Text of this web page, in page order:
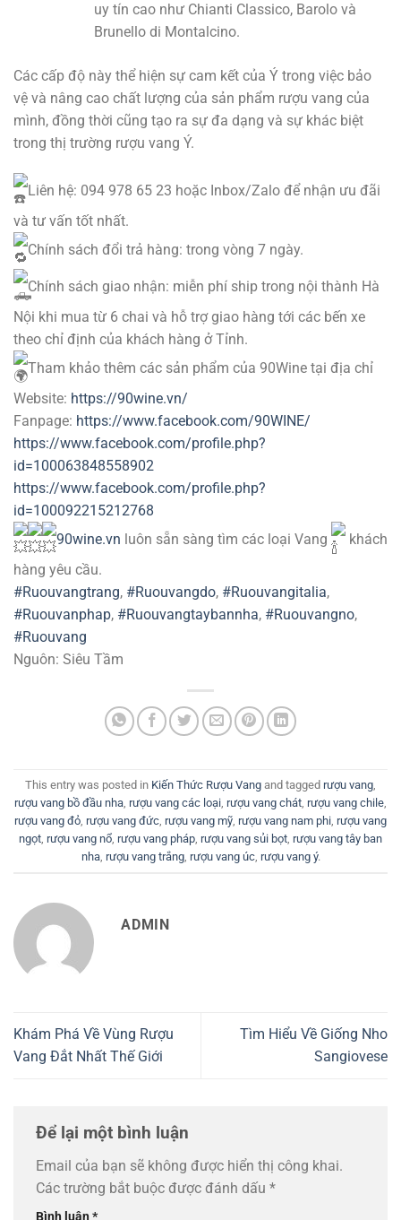
uy tín cao như Chianti Classico, Barolo và
Brunello di Montalcino.
Các cấp độ này thể hiện sự cam kết của Ý trong việc bảo
vệ và nâng cao chất lượng của sản phẩm rượu vang của
mình, đồng thời cũng tạo ra sự đa dạng và sự khác biệt
trong thị trường rượu vang Ý.
Liên hệ: 094 978 65 23 hoặc Inbox/Zalo để nhận ưu đãi
và tư vấn tốt nhất.
Chính sách đổi trả hàng: trong vòng 7 ngày.
Chính sách giao nhận: miễn phí ship trong nội thành Hà
Nội khi mua từ 6 chai và hỗ trợ giao hàng tới các bến xe
theo chỉ định của khách hàng ở Tỉnh.
Tham khảo thêm các sản phẩm của 90Wine tại địa chỉ
Website: https://90wine.vn/
Fanpage: https://www.facebook.com/90WINE/
https://www.facebook.com/profile.php?
id=100063848558902
https://www.facebook.com/profile.php?
id=100092215212768
90wine.vn luôn sẵn sàng tìm các loại Vang
khách
hàng yêu cầu.
#Ruouvangtrang, #Ruouvangdo, #Ruouvangitalia,
#Ruouvanphap, #Ruouvangtaybannha, #Ruouvangno,
#Ruouvang
Nguôn: Siêu Tầm
This entry was posted in Kiến Thức Rượu Vang and tagged rượu vang
rượu vang bồ đầu nha rượu vang các loại rượu vang chát rượu vang chile
rượu vang đỏ rượu vang đức rượu vang mỹ rượu vang nam phi rượu vang
ngọt rượu vang nổ rượu vang pháp rượu vang sủi bọt rượu vang tây ban
nha, rượu vang trắng, rượu vang úc, rượu vang ý.
ADMIN
Khám Phá Về Vùng Rượu
Vang Đắt Nhất Thế Giới
Tìm Hiểu Về Giống Nho
Sangiovese
Để lại một bình luận
Email của bạn sẽ không được hiển thị công khai.
Các trường bắt buộc được đánh dấu *